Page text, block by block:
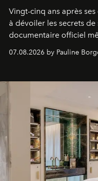
Vingt-cinq ans après ses
à dévoiler les secrets
documentaire officiel
inédites et plongée
générationnel.
07.08.2026 by Pauline